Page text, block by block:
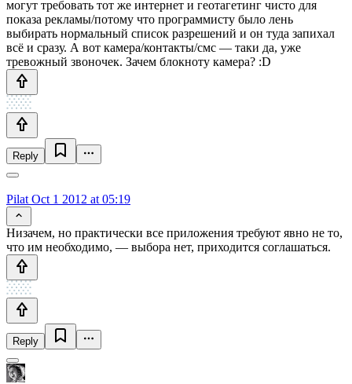
могут требовать тот же интернет и геотагетинг чисто для
показа рекламы/потому что программисту было лень
выбирать нормальный список разрешений и он туда запихал
всё и сразу. А вот камера/контакты/смс — таки да, уже
тревожный звоночек. Зачем блокноту камера? :D
Reply
Pilat Oct 1 2012 at 05:19
Низачем, но практически все приложения требуют явно не то,
что им необходимо, — выбора нет, приходится соглашаться.
Reply